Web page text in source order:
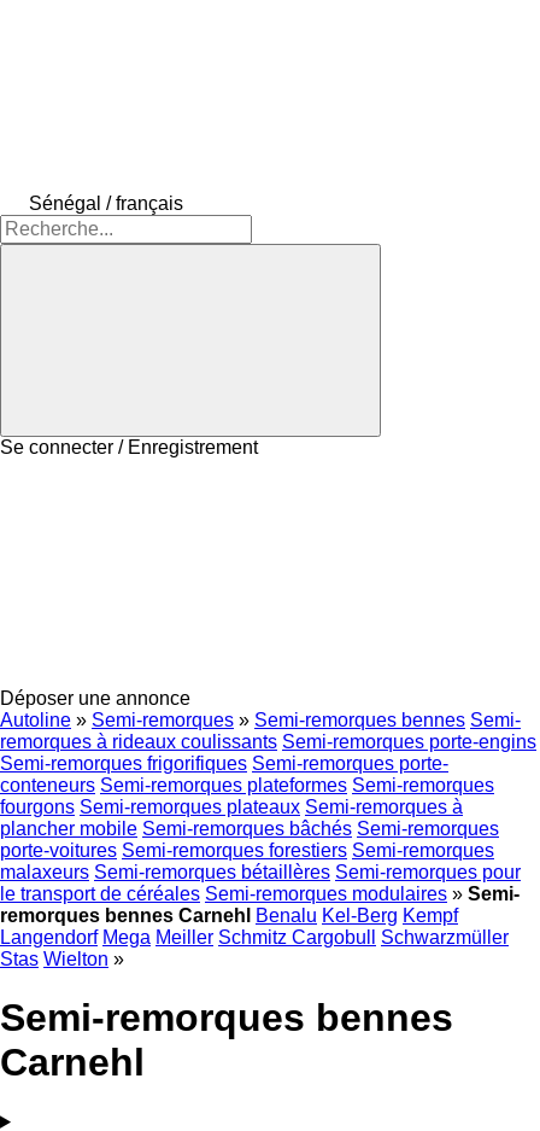
Sénégal / français
Se connecter / Enregistrement
Déposer une annonce
Autoline » Semi-remorques » Semi-remorques bennes Semi-
remorques à rideaux coulissants Semi-remorques porte-engins
Semi-remorques frigorifiques Semi-remorques porte-
conteneurs Semi-remorques plateformes Semi-remorques
fourgons Semi-remorques plateaux Semi-remorques à
plancher mobile Semi-remorques bâchés Semi-remorques
porte-voitures Semi-remorques forestiers Semi-remorques
malaxeurs Semi-remorques bétaillères Semi-remorques pour
le transport de céréales Semi-remorques modulaires » Semi-
remorques bennes Carnehl
Benalu Kel-Berg Kempf
Langendorf Mega Meiller Schmitz Cargobull
Schwarzmüller
Stas Wielton »
Semi-remorques bennes
Carnehl